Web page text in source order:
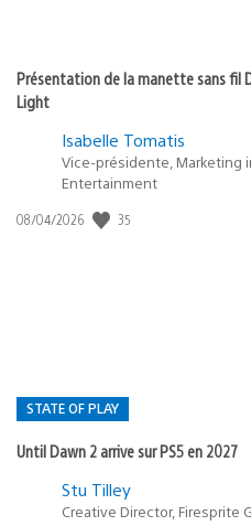
Présentation de la manette sans fil
Light
Isabelle Tomatis
Vice-présidente, Marketing
Entertainment
Date
08/04/2026 35
STATE OF PLAY
Until Dawn 2 arrive sur PS5 en 2027
PostéeStu Tilley
Creative Director, Firesprite